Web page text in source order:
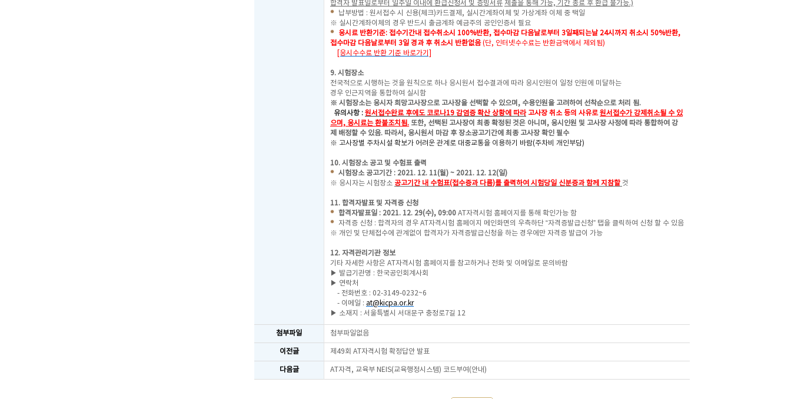
합격자 발표일로부터 일주일 이내에 환급신청서 및 증빙서류 제출을 통해 가능, 기간 종료 후 환급 불가능.)
납부방법 : 원서접수 시 신용(체크)카드결제, 실시간계좌이체 및 가상계좌 이체 중 택일
※ 실시간계좌이체의 경우 반드시 출금계좌 예금주의 공인인증서 필요
응시료 반환기준: 접수기간내 접수취소시 100%반환, 접수마감 다음날로부터 3일째되는날 24시까지 취소시 50%반환,
접수마감 다음날로부터 3일 경과 후 취소시 반환없음(단, 인터넷수수료는 반환금액에서 제외됨)
[응시수수료 반환 기준 바로가기]
9. 시험장소
전국적으로 시행하는 것을 원칙으로 하나 응시원서 접수결과에 따라 응시인원이 일정 인원에 미달하는
경우 인근지역을 통합하여 실시함
※ 시험장소는 응시자 희망고사장으로 고사장을 선택할 수 있으며, 수용인원을 고려하여 선착순으로 처리 됨.
유의사항 : 원서접수완료 후에도 코로나19 감염증 확산 상황에 따라고사장 취소 등의 사유로원서접수가 강제취소될 수 있
으며, 응시료는 환불조치됨. 또한, 선택된 고사장이 최종 확정된 것은 아니며, 응시인원 및 고사장 사정에 따라 통합하여 강
제 배정할 수 있음. 따라서, 응시원서 마감 후 장소공고기간에 최종 고사장 확인 필수
※ 고사장별 주차시설 확보가 어려운 관계로 대중교통을 이용하기 바람(주차비 개인부담)
10. 시험장소 공고 및 수험표 출력
시험장소 공고기간 : 2021. 12. 11(월) ~ 2021. 12. 12(일)
※ 응시자는 시험장소 공고기간 내 수험표(접수증과 다름)를 출력하여 시험당일 신분증과 함께 지참할 것
11. 합격자발표 및 자격증 신청
합격자발표일 : 2021. 12. 29(수), 09:00 AT자격시험 홈페이지를 통해 확인가능 함
자격증 신청 : 합격자의 경우 AT자격시험 홈페이지 메인화면의 우측하단 “자격증발급신청” 탭을 클릭하여 신청 할 수 있음
※ 개인 및 단체접수에 관계없이 합격자가 자격증발급신청을 하는 경우에만 자격증 발급이 가능
12. 자격관리기관 정보
기타 자세한 사항은 AT자격시험 홈페이지를 참고하거나 전화 및 이메일로 문의바람
▶ 발급기관명 : 한국공인회계사회
▶ 연락처
- 전화번호 : 02-3149-0232~6
- 이메일 : at@kicpa.or.kr
▶ 소재지 : 서울특별시 서대문구 충정로7길 12
첨부파일 첨부파일없음
이전글 제49회 AT자격시험 확정답안 발표
다음글 AT자격, 교육부 NEIS(교육행정시스템) 코드부여(안내)